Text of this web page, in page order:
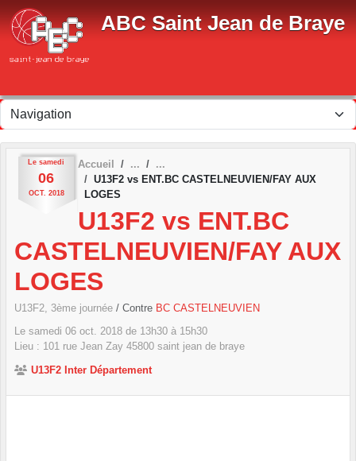
ABC Saint Jean de Braye
Le samedi
06
OCT. 2018
Accueil
U13F2 vs ENT.BC CASTELNEUVIEN/FAY AUX
LOGES
U13F2 vs ENT.BC
CASTELNEUVIEN/FAY AUX
LOGES
U13F2, 3ème journée / Contre BC CASTELNEUVIEN
Le samedi 06 oct. 2018 de 13h30 à 15h30
Lieu : 101 rue Jean Zay 45800 saint jean de braye
U13F2 Inter Département
Panneau de gestion des cookies